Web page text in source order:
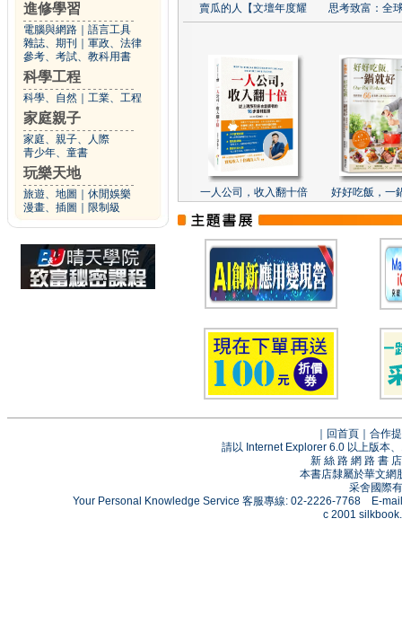
進修學習
電腦與網路
語言工具
雜誌、期刊
軍政、法律
參考、考試、教科用書
科學工程
科學、自然 工業、工程
家庭親子
家庭、親子、人際
青少年、童書
玩樂天地
旅遊、地圖
休閒娛樂
漫畫、插圖
限制級
賣瓜的人【文壇年度耀 思考致富：全
一人公司，收入翻十倍 好好吃飯，一
回首頁
合作
請以 Internet Explorer 6.0 以上版本
新 絲 路 網 路 書
本書店隸屬於華文網
采舍國際
Your Personal Knowledge Service 客服專線: 02-2226-7768 E-
c 2001